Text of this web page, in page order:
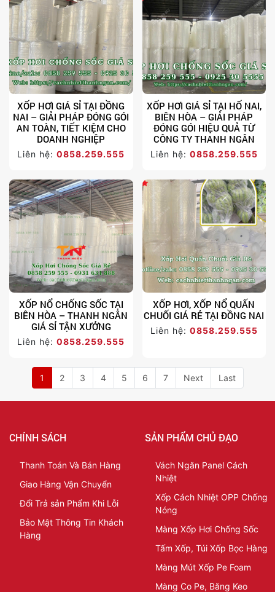
XỐP HƠI GIÁ SỈ TẠI ĐỒNG
NAI – GIẢI PHÁP ĐÓNG GÓI
AN TOÀN, TIẾT KIỆM CHO
DOANH NGHIỆP
Liên hệ:0858.259.555
XỐP HƠI GIÁ SỈ TẠI HỐ NAI,
BIÊN HÒA – GIẢI PHÁP
ĐÓNG GÓI HIỆU QUẢ TỪ
CÔNG TY THANH NGÂN
Liên hệ: 0858.259.555
XỐP NỔ CHỐNG SỐC TẠI
BIÊN HÒA – THANH NGÂN
GIÁ SỈ TẬN XƯỞNG
Liên hệ:0858.259.555
XỐP HƠI, XỐP NỔ QUẤN
CHUỐI GIÁ RẺ TẠI ĐỒNG NAI
Liên hệ: 0858.259.555
1 2 3 4 5 6 7 Next Last
CHÍNH SÁCH
Thanh Toán Và Bán Hàng
Giao Hàng Vận Chuyển
Đổi Trả sản Phẩm Khi Lỗi
Bảo Mật Thông Tin Khách
Hàng
SẢN PHẨM CHỦ ĐẠO
Vách Ngăn Panel Cách
Nhiệt
Xốp Cách Nhiệt OPP Chống
Nóng
Màng Xốp Hơi Chống Sốc
Tấm Xốp, Túi Xốp Bọc Hàng
Màng Mút Xốp Pe Foam
Màng Co Pe, Băng Keo